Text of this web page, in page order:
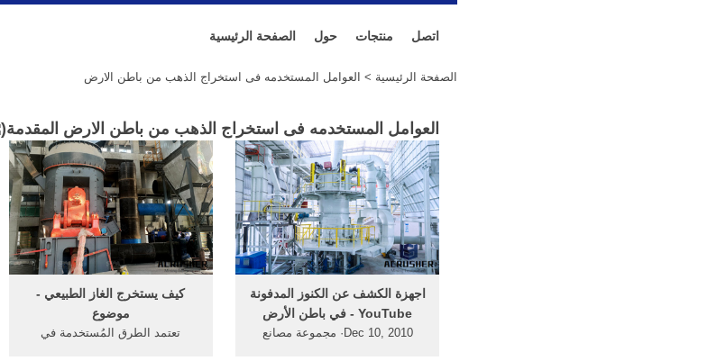
الصفحة الرئيسية حول منتجات اتصل
الصفحة الرئيسية > العوامل المستخدمه فى استخراج الذهب من باطن الارض
العوامل المستخدمه فى استخراج الذهب من باطن الارض المقدمة(
كيف يستخرج الغاز الطبيعي -
موضوع
تعتمد الطرق المُستخدمة في
‫اجهزة الكشف عن الكنوز المدفونة
في باطن الأرض‬‎ - YouTube
Dec 10, 2010· مجموعة مصانع